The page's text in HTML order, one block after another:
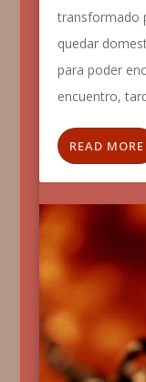
transformado
quedar
para poder
encuentro,
READ MORE